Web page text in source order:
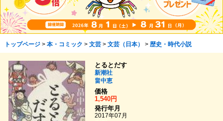
トップページ> 本・コミック > 文芸> 文芸（日本） > 歴史・時代小説
とるとだす
新潮社
畠中恵
価格
1,540円
発行年月
2017年07月